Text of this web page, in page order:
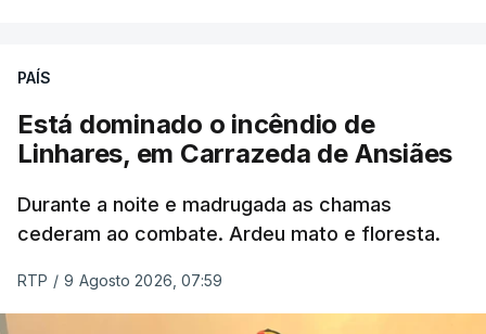
PAÍS
Está dominado o incêndio de
Linhares, em Carrazeda de Ansiães
Durante a noite e madrugada as chamas
cederam ao combate. Ardeu mato e floresta.
RTP / 9 Agosto 2026, 07:59